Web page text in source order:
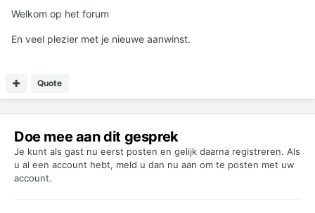
Welkom op het forum
En veel plezier met je nieuwe aanwinst.
Quote
Doe mee aan dit gesprek
Je kunt als gast nu eerst posten en gelijk daarna registreren. Als
u al een account hebt, meld u dan nu aan om te posten met uw
account.